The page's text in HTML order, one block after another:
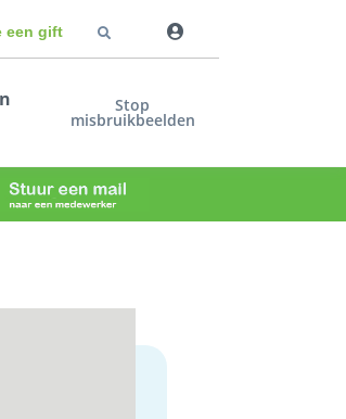
een gift
Stop
misbruikbeelden